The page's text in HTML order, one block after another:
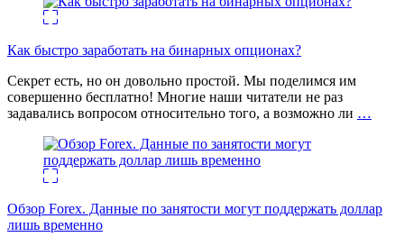
Как быстро заработать на бинарных опционах?
Секрет есть, но он довольно простой. Мы поделимся им
совершенно бесплатно! Многие наши читатели не раз
задавались вопросом относительно того, а возможно ли …
Обзор Forex. Данные по занятости могут поддержать доллар
лишь временно